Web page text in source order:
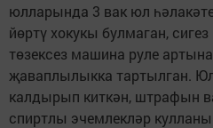
юлларында 3 вак юл
йөртү хокукы булмаган,
төзексез машина руле
җаваплылыкка тартылган.
калдырып киткән, штрафын
спиртлы эчемлекләр